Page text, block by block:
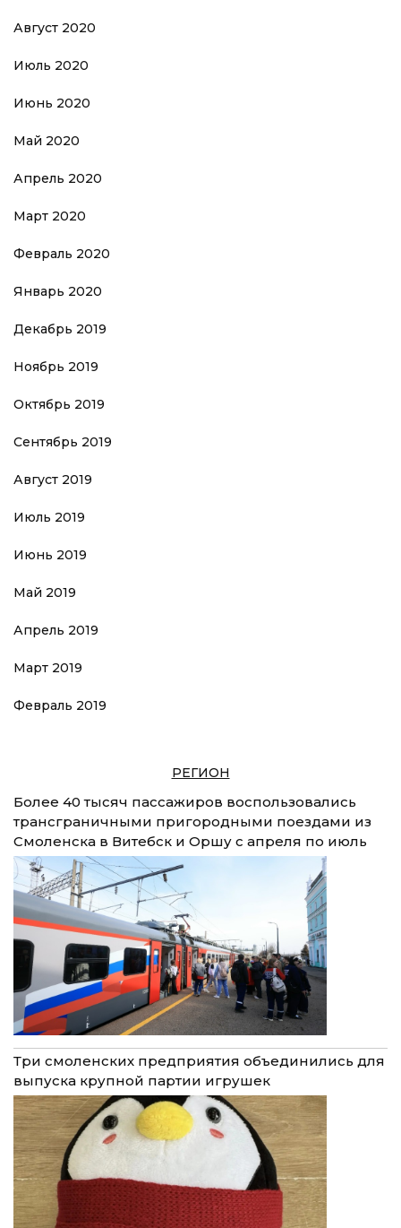
Август 2020
Июль 2020
Июнь 2020
Май 2020
Апрель 2020
Март 2020
Февраль 2020
Январь 2020
Декабрь 2019
Ноябрь 2019
Октябрь 2019
Сентябрь 2019
Август 2019
Июль 2019
Июнь 2019
Май 2019
Апрель 2019
Март 2019
Февраль 2019
РЕГИОН
Более 40 тысяч пассажиров воспользовались
трансграничными пригородными поездами из
Смоленска в Витебск и Оршу с апреля по июль
Три смоленских предприятия объединились для
выпуска крупной партии игрушек